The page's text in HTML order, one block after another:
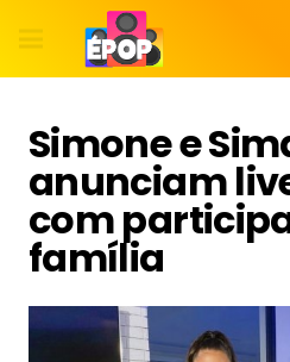
Simone e
anunciam
com
família